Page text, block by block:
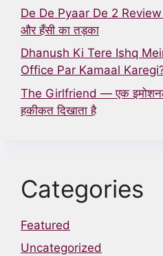
De De Pyaar De 2 Review
और हँसी का तड़का
Dhanush Ki Tere Ishq
Office Par Kamaal
The Girlfriend — एक इमोशनल
हकीकत दिखाता है
Categories
Featured
Uncategorized